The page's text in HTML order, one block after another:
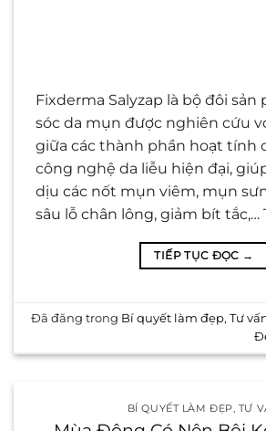
Fixderma Salyzap là bộ đôi sản
sóc da mụn được nghiên cứu
giữa các thành phần hoạt tính
công nghệ da liễu hiện đại,
dịu các nốt mụn viêm, mụn
sâu lỗ chân lông, giảm bít tắc,…
TIẾP TỤC ĐỌC →
Đã đăng trong Bí quyết làm đẹp,Tư
BÍ QUYẾT LÀM ĐẸP, TƯ